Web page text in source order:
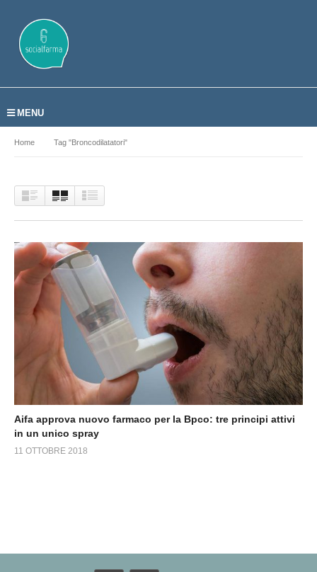
MENU
Home Tag "broncodilatatori"
Aifa approva nuovo farmaco per la Bpco: tre principi attivi
in un unico spray
11 OTTOBRE 2018